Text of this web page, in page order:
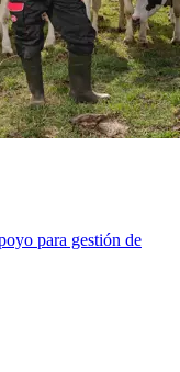
para gestión de